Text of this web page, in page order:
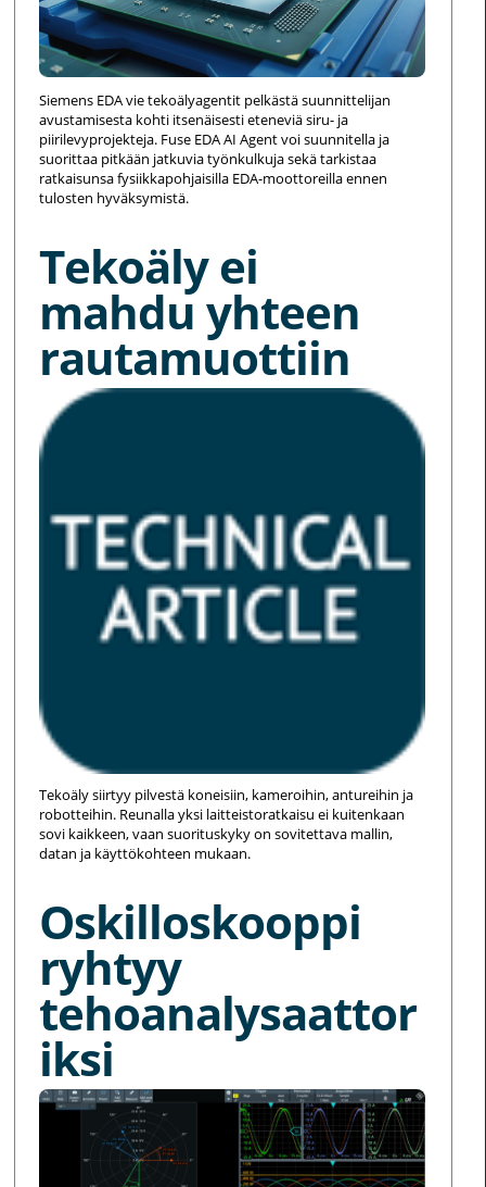
Siemens EDA vie tekoälyagentit pelkästä suunnittelijan
avustamisesta kohti itsenäisesti eteneviä siru- ja
piirilevyprojekteja. Fuse EDA AI Agent voi suunnitella ja
suorittaa pitkään jatkuvia työnkulkuja sekä tarkistaa
ratkaisunsa fysiikkapohjaisilla EDA-moottoreilla ennen
tulosten hyväksymistä.
Tekoäly ei
mahdu yhteen
rautamuottiin
Tekoäly siirtyy pilvestä koneisiin, kameroihin, antureihin ja
robotteihin. Reunalla yksi laitteistoratkaisu ei kuitenkaan
sovi kaikkeen, vaan suorituskyky on sovitettava mallin,
datan ja käyttökohteen mukaan.
Oskilloskooppi
ryhtyy
tehoanalysaattor
iksi